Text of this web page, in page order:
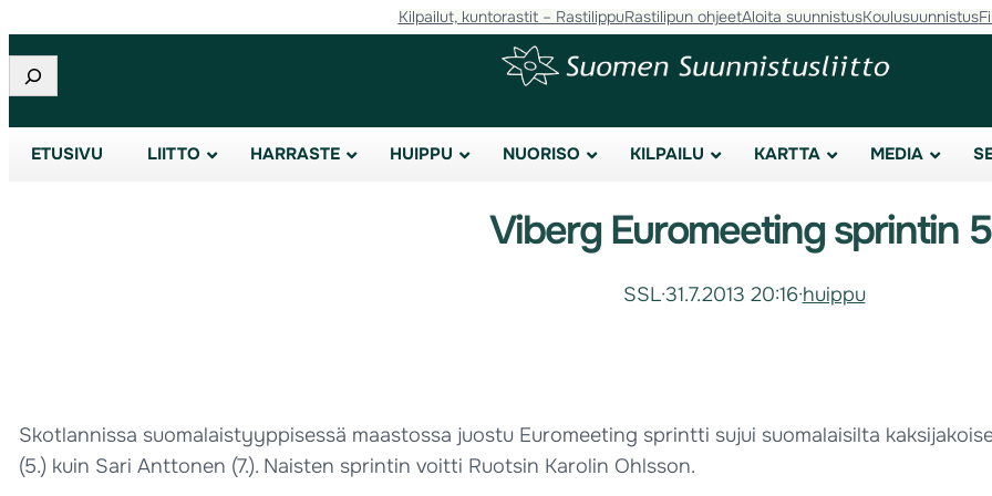
Kilpailut, kuntorastit – RastilippuRastilipun ohjeetAloita suunnistusKoulusuunnistus
Etsi
ETUSIVU LIITTO HARRASTE HUIPPU NUORISO KILPAILU KARTTA MEDIA
Viberg Euromeeting sprintin
SSL·31.7.2013 20:16·huippu
Skotlannissa suomalaistyyppisessä maastossa juostu Euromeeting sprintti sujui suomalaisilta
(5.) kuin Sari Anttonen (7.). Naisten sprintin voitti Ruotsin Karolin Ohlsson.